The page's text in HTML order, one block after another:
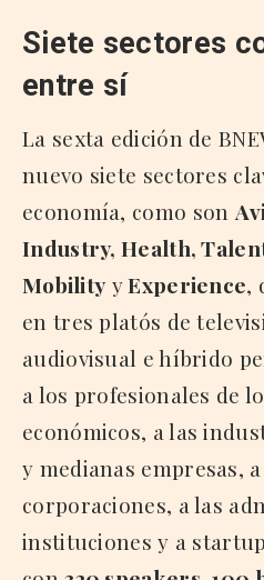
Siete sectores
entre sí
La sexta edición de
nuevo siete sectores
economía, como son
Industry, Health,
Mobility yExperience,
en tres platós de
audiovisual e híbrido
a los profesionales de
económicos, a las
y medianas empresas,
corporaciones, a las
instituciones y a